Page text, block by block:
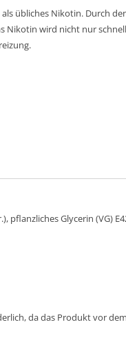
übliches Nikotin. Durch
Nikotin wird nicht nur
pflanzliches Glycerin
da das Produkt vor